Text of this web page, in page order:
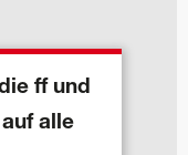
ff und
alle